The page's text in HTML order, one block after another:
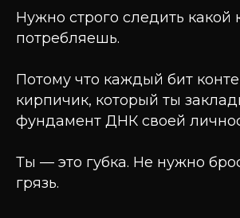
Нужно строго следить какой
потребляешь.
Потому что каждый бит
кирпичик, который ты
фундамент ДНК своей
Ты — это губка. Не нужно
грязь.